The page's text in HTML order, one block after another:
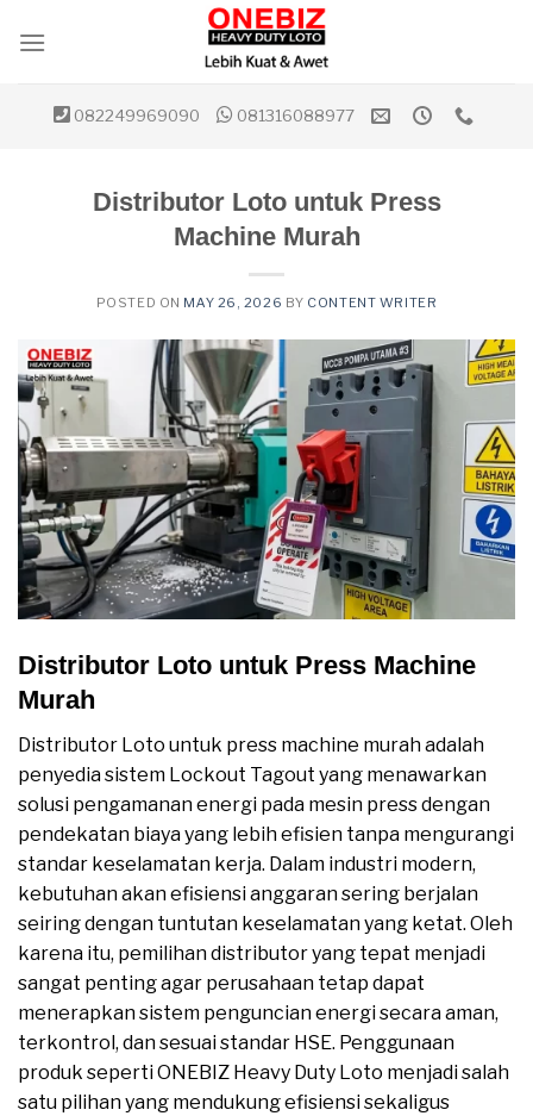
082249969090 081316088977
Distributor Loto untuk Press
Machine Murah
POSTED ON MAY 26, 2026 BY CONTENT WRITER
Distributor Loto untuk Press Machine
Murah
Distributor Loto untuk press machine murah adalah
penyedia sistem Lockout Tagout yang menawarkan
solusi pengamanan energi pada mesin press dengan
pendekatan biaya yang lebih efisien tanpa mengurangi
standar keselamatan kerja. Dalam industri modern,
kebutuhan akan efisiensi anggaran sering berjalan
seiring dengan tuntutan keselamatan yang ketat. Oleh
karena itu, pemilihan distributor yang tepat menjadi
sangat penting agar perusahaan tetap dapat
menerapkan sistem penguncian energi secara aman,
terkontrol, dan sesuai standar HSE. Penggunaan
produk seperti ONEBIZ Heavy Duty Loto menjadi salah
satu pilihan yang mendukung efisiensi sekaligus